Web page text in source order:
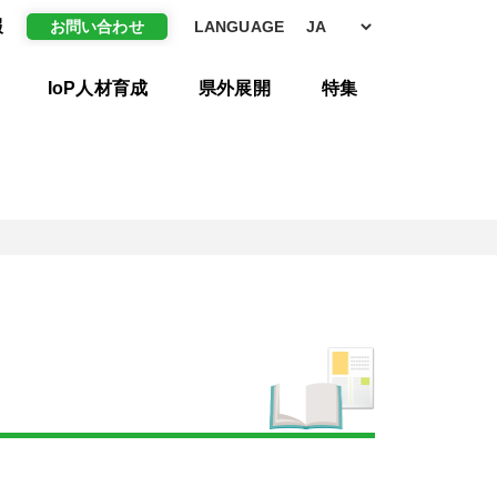
お問い合わせ LANGUAGE
IoP人材育成 県外展開 特集